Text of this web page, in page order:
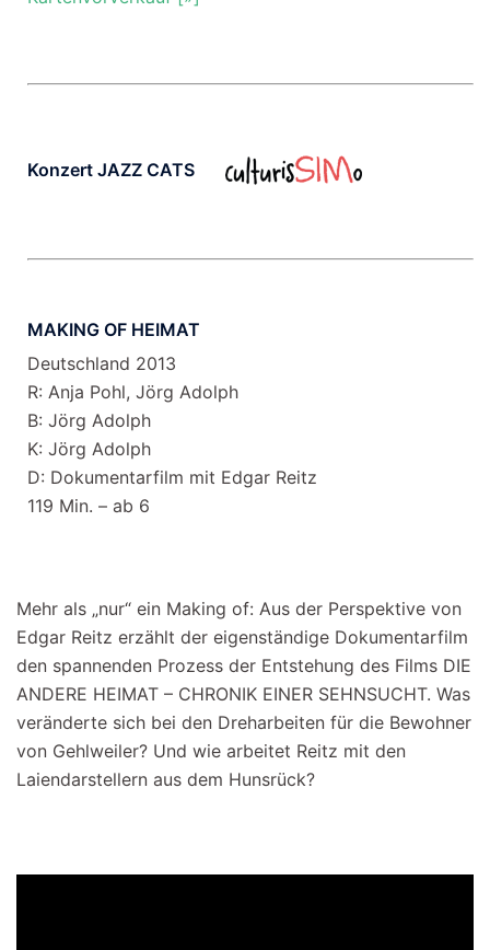
Konzert JAZZ CATS
MAKING OF HEIMAT
Deutschland 2013
R: Anja Pohl, Jörg Adolph
B: Jörg Adolph
K: Jörg Adolph
D: Dokumentarfilm mit Edgar Reitz
119 Min. – ab 6
Mehr als „nur“ ein Making of: Aus der Perspektive von
Edgar Reitz erzählt der eigenständige Dokumentarfilm
den spannenden Prozess der Entstehung des Films DIE
ANDERE HEIMAT – CHRONIK EINER SEHNSUCHT. Was
veränderte sich bei den Dreharbeiten für die Bewohner
von Gehlweiler? Und wie arbeitet Reitz mit den
Laiendarstellern aus dem Hunsrück?